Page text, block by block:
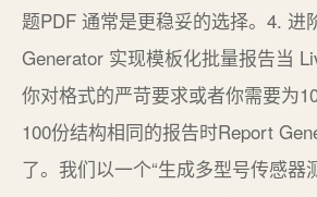
题PDF 通常是更稳妥的选择。4. 进
Generator 实现模板化批量报告当
你对格式的严苛要求或者你需要为
100份结构相同的报告时Report
了。我们以一个“生成多型号传感器